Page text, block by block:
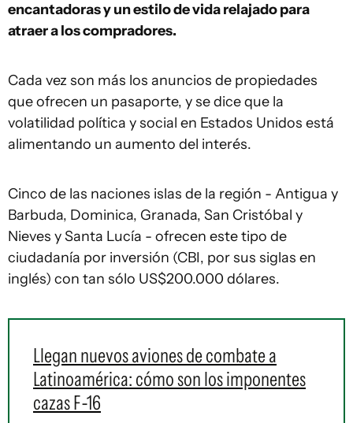
encantadoras y un estilo de vida relajado para
atraer a los compradores.
Cada vez son más los anuncios de propiedades
que ofrecen un pasaporte, y se dice que la
volatilidad política y social en Estados Unidos está
alimentando un aumento del interés.
Cinco de las naciones islas de la región - Antigua y
Barbuda, Dominica, Granada, San Cristóbal y
Nieves y Santa Lucía - ofrecen este tipo de
ciudadanía por inversión (CBI, por sus siglas en
inglés) con tan sólo US$200.000 dólares.
Llegan nuevos aviones de combate a
Latinoamérica: cómo son los imponentes
cazas F-16